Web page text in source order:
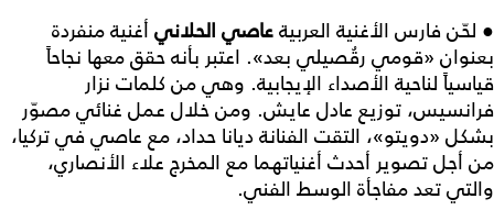
● لحّن فارس الأغنية العربيةعاصي الحلاني أغنية منفردة
بعنوان «قومي رقُصيلي بعد». اعتبر بأنه حقق معها نجاحاً
قياسياً لناحية الأصداء الإيجابية. وهي من كلمات نزار
فرانسيس، توزيع عادل عايش. ومن خلال عمل غنائي مصوّر
بشكل «دويتو»، التقت الفنانة ديانا حداد، مع عاصي في تركيا،
من أجل تصوير أحدث أغنياتهما مع المخرج علاء الأنصاري،
والتي تعد مفاجأة الوسط الفني.